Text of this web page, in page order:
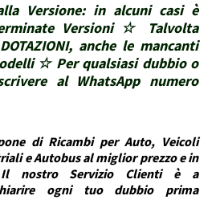
Versione: in alcuni casi è
Versioni ☆ Talvolta
anche le mancanti
☆ Per qualsiasi dubbio o
al WhatsApp numero
di Ricambi per Auto, Veicoli
e Autobus al miglior prezzo e in
Il nostro Servizio Clienti è a
ogni tuo dubbio prima